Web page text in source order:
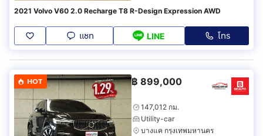
2021 Volvo V60 2.0 Recharge T8 R-Design Expression AWD
แชท LINE โทร
HOT ฿ 899,000
147,012 กม.
Utility-car
บางแค กรุงเทพมหานคร